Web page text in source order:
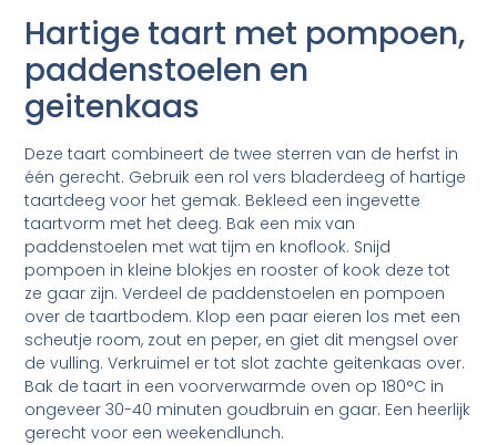
Hartige taart met pompoen,
paddenstoelen en
geitenkaas
Deze taart combineert de twee sterren van de herfst in
één gerecht. Gebruik een rol vers bladerdeeg of hartige
taartdeeg voor het gemak. Bekleed een ingevette
taartvorm met het deeg. Bak een mix van
paddenstoelen met wat tijm en knoflook. Snijd
pompoen in kleine blokjes en rooster of kook deze tot
ze gaar zijn. Verdeel de paddenstoelen en pompoen
over de taartbodem. Klop een paar eieren los met een
scheutje room, zout en peper, en giet dit mengsel over
de vulling. Verkruimel er tot slot zachte geitenkaas over.
Bak de taart in een voorverwarmde oven op 180°C in
ongeveer 30-40 minuten goudbruin en gaar. Een heerlijk
gerecht voor een weekendlunch.